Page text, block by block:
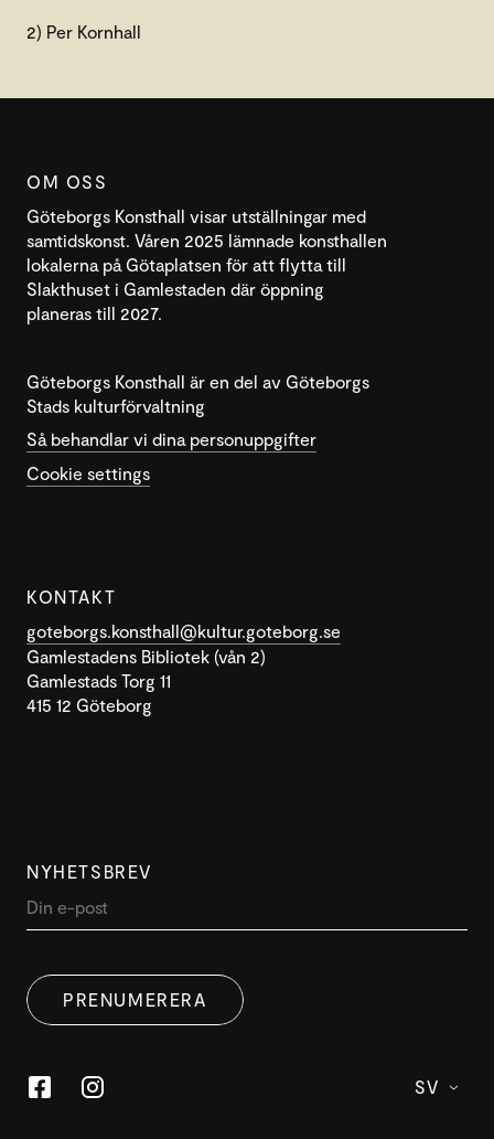
2) Per Kornhall
OM OSS
Göteborgs Konsthall visar utställningar med
samtidskonst. Våren 2025 lämnade konsthallen
lokalerna på Götaplatsen för att flytta till
Slakthuset i Gamlestaden där öppning
planeras till 2027.
Göteborgs Konsthall är en del av Göteborgs
Stads kulturförvaltning
Så behandlar vi dina personuppgifter
Cookie settings
KONTAKT
goteborgs.konsthall@kultur.goteborg.se
Gamlestadens Bibliotek (vån 2)
Gamlestads Torg 11
415 12 Göteborg
NYHETSBREV
PRENUMERERA
SV